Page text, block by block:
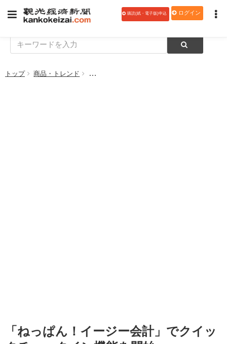
購読(紙・電子版)申込 ログイン
トップ 商品・トレンド 「ねっぱん！イージー会計」でクイックチェ
「ねっぱん！イージー会計」でクイッ